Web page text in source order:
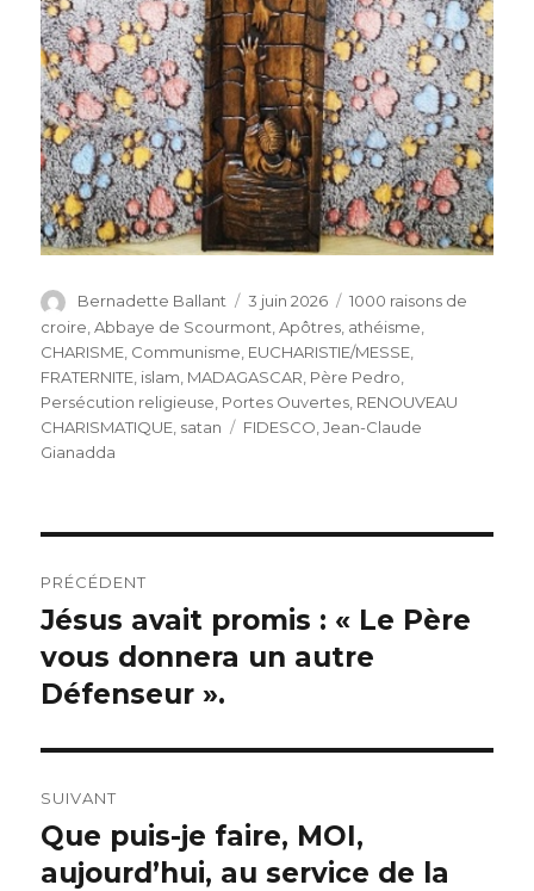
Auteur
Bernadette Ballant
Publié
le
3 juin 2026 Catégories
1000 raisons de
croire ,Abbaye de Scourmont ,Apôtres athéisme
CHARISME Communisme EUCHARISTIE/MESSE
FRATERNITE islam MADAGASCAR Père Pedro
Persécution religieuse Portes Ouvertes RENOUVEAU
CHARISMATIQUE satan Étiquettes
FIDESCO ,Jean-Claude
Gianadda
de
l’article
PRÉCÉDENT
Article
précédent :
Jésus avait promis : « Le Père
vous donnera un autre
Défenseur ».
SUIVANT
Article
suivant :
Que puis-je faire, MOI,
aujourd’hui, au service de la